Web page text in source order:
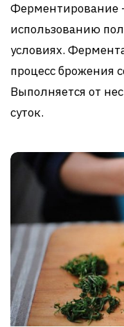
Ферментирование
использованию
условиях.
процесс брожения
Выполняется от
суток.